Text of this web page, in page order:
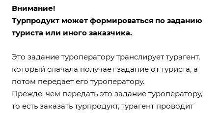
Внимание!
Турпродукт может формироваться по заданию
туриста или иного заказчика.
Это задание туроператору транслирует турагент,
который сначала получает задание от туриста, а
потом передает его туроператору.
Прежде, чем передать это задание туроператору,
то есть заказать турпродукт, турагент проводит